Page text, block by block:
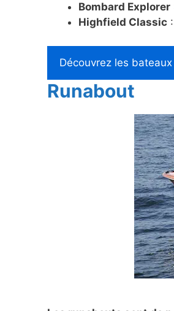
Bombard Explorer
Highfield Classic
Découvrez les
Runabout